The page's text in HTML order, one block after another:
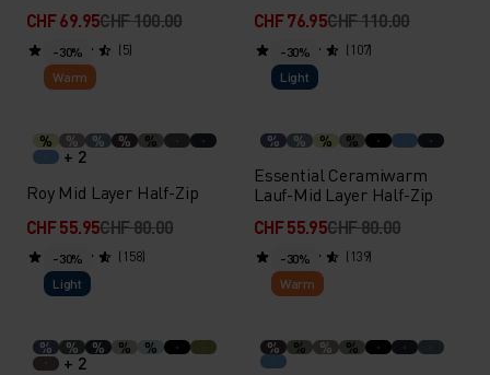
CHF 69.95CHF 100.00
(5)
CHF 76.95CHF 110.00
(107)
-30%
Warm
% % % % %
+ 2
Roy Mid Layer Half-Zip
CHF 55.95CHF 80.00
(158)
-30%
Light
% % % %
Essential Ceramiwarm
Lauf-Mid Layer Half-Zip
CHF 55.95CHF 80.00
(139)
-30%
Light
% % % % %
+ 2
-30%
Warm
% % % %